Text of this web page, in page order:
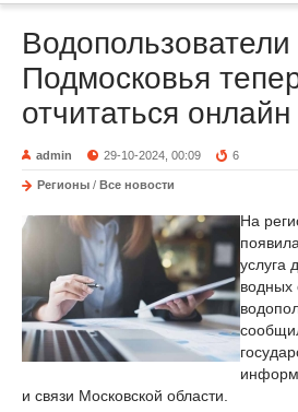
Водопользователи
Подмосковья
отчитаться онлайн
admin 29-10-2024, 00:09 6
Регионы / Все новости
На
услуга
водных
и связи Московской области.